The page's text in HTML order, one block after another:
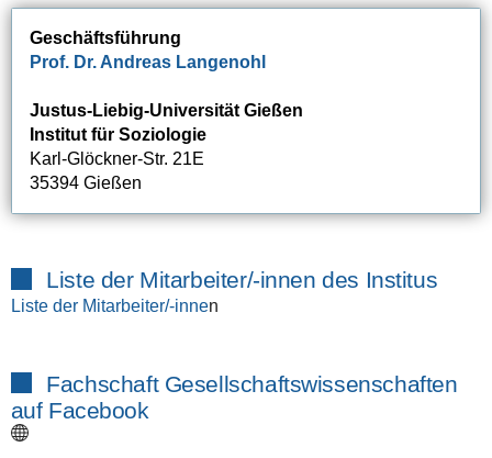
Geschäftsführung
Prof. Dr. Andreas Langenohl
Justus-Liebig-Universität Gießen
Institut für Soziologie
Karl-Glöckner-Str. 21E
35394 Gießen
Liste der Mitarbeiter/-innen des Institus
Liste der Mitarbeiter/-innen
Fachschaft Gesellschaftswissenschaften
auf Facebook